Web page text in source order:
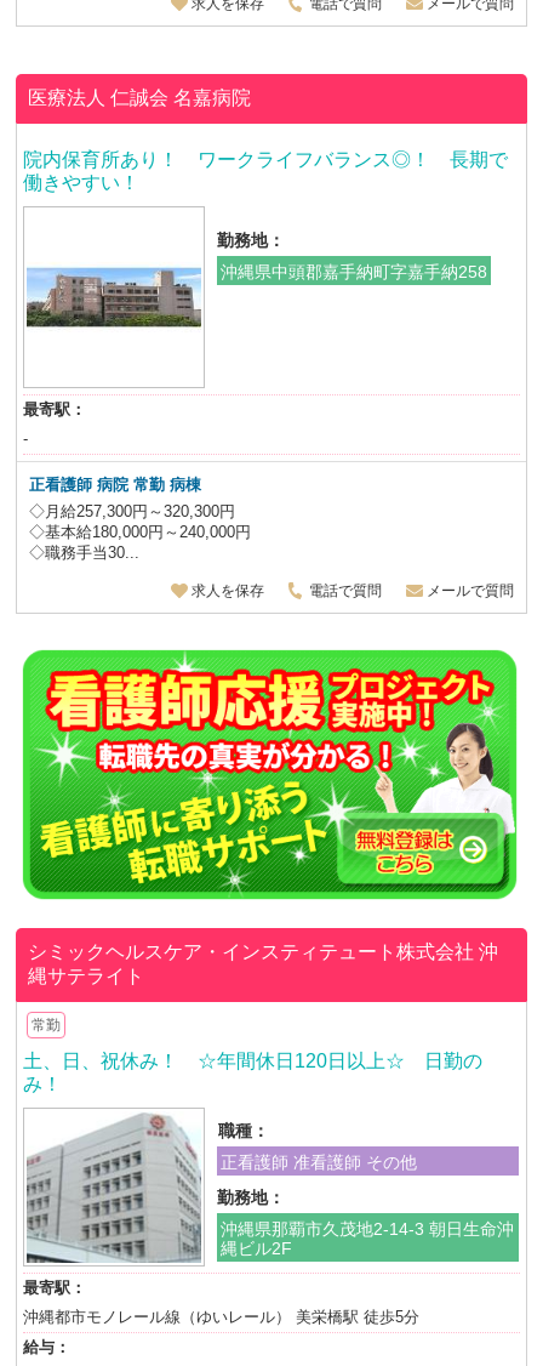
医療法人 仁誠会名嘉病院
院内保育所あり！ ワークライフバランス◎！ 長期で
働きやすい！
勤務地：
沖縄県中頭郡嘉手納町字嘉手納258
最寄駅：
-
正看護師 病院 常勤 病棟
◇月給257,300円～320,300円
◇基本給180,000円～240,000円
◇職務手当30...
求人を保存 電話で質問 メールで質問
シミックヘルスケア・インスティテュート株式会社 沖
縄サテライト
常勤
土、日、祝休み！ ☆年間休日120日以上☆ 日勤の
み！
職種：
正看護師 准看護師 その他
勤務地：
沖縄県那覇市久茂地2-14-3 朝日生命沖
縄ビル2F
最寄駅：
沖縄都市モノレール線（ゆいレール） 美栄橋駅 徒歩5分
給与：